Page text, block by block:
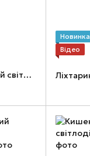
Ліхтарик налобний світлодіодний (LED) із зумом
Новинка
Відео